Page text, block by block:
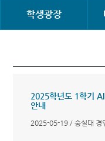
학생광장
2025학년도 1학기
안내
2025-05-19 / 숭실대 경